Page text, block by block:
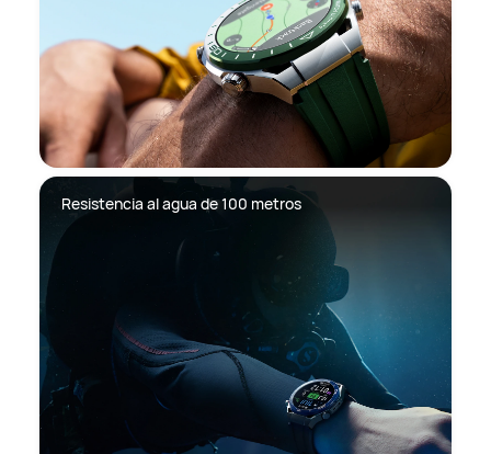
Resistencia al agua de 100 metros